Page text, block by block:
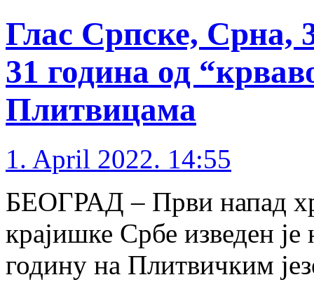
Глас Српске, Срна,
31 година од
Плитвицама
1. April 2022. 14:55
БЕОГРАД – Први напад
крајишке Србе изведен
годину на Плитвичким